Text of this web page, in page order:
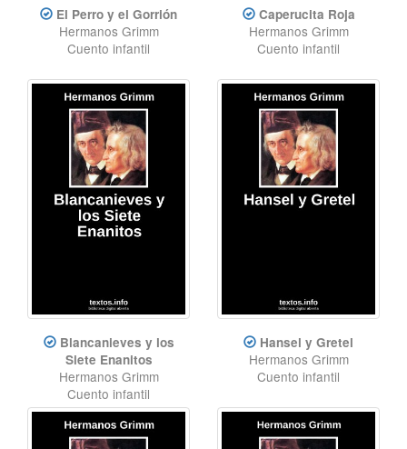
El Perro y el Gorrión
Hermanos Grimm
Cuento infantil
Caperucita Roja
Hermanos Grimm
Cuento infantil
Blancanieves y los
Siete Enanitos
Hermanos Grimm
Cuento infantil
Hansel y Gretel
Hermanos Grimm
Cuento infantil